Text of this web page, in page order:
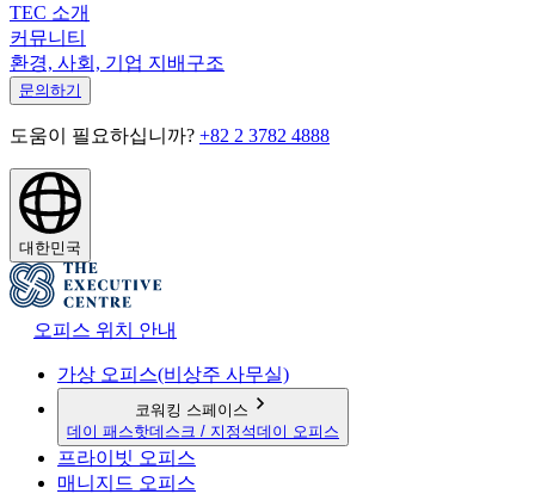
TEC 소개
커뮤니티
환경, 사회, 기업 지배구조
문의하기
도움이 필요하십니까? +82 2 3782 4888
대한민국
오피스 위치 안내
가상 오피스(비상주 사무실)
코워킹 스페이스
데이 패스핫데스크 / 지정석데이 오피스
프라이빗 오피스
매니지드 오피스